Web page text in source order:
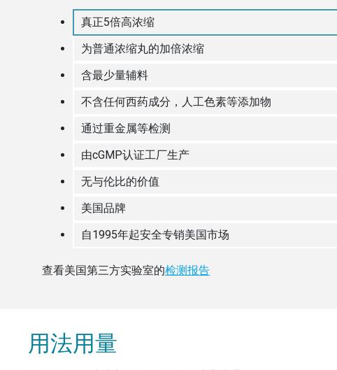
真正5倍高浓缩
为普通浓缩丸的加倍浓缩
含最少量辅料
不含任何西药成分，人工色素等添加物
通过重金属等检测
由cGMP认证工厂生产
无与伦比的价值
美国品牌
自1995年起安全专销美国市场
查看美国第三方实验室的检测报告
用法用量